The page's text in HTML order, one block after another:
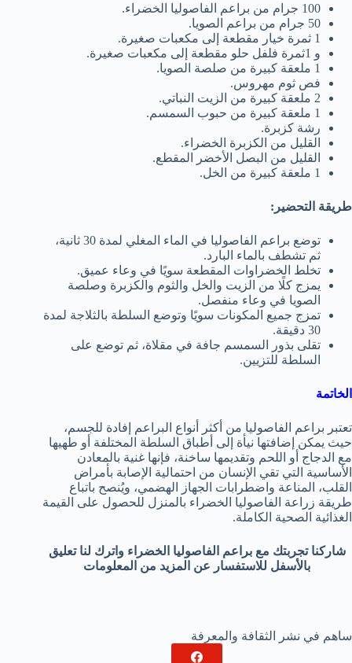
100 جرام من براعم الفاصوليا الخضراء.
50 جرام من براعم الصويا.
1 ثمرة خيار مقطعة إلى مكعبات صغيرة.
و 1ثمرة فلفل حلو مقطعة إلى مكعبات صغيرة.
1 ملعقة كبيرة من صلصة الصويا.
فص ثوم مهروس.
2 ملعقة كبيرة من الزيت النباتي.
1 ملعقة كبيرة من حبوب السمسم.
رشة كزبرة.
القليل من الكزبرة الخضراء.
القليل من البصل الأخضر المقطع.
1 ملعقة كبيرة من الخل.
طريقة التحضير:
توضع براعم الفاصوليا في الماء المغلي لمدة 30 ثانية،
ثم تشطف بالماء البارد.
تخلط الخضراوات المقطعة سويًا في وعاء عميق.
يمزج كلًا من الزيت والخل والثوم والكزبرة وصلصة
الصويا في وعاء منفصل.
تمزج جميع المكونات سويًا وتوضع السلطة بالثلاجة لمدة
30 دقيقة.
تقلى بذور السمسم جافة في مقلاة، ثم توضع على
السلطة للتزيين.
الخاتمة
تعتبر براعم الفاصوليا من أكثر أنواع البراعم إفادة للجسم،
حيث يمكن إضافتها نيأة إلى أطباق السلطة المختلفة أو طهيها
مع الدجاج أو اللحم وتقديمها ساخنة، فإنها غنية بالمعادن
الأساسية التي تقي الإنسان من احتمالية الإصابة بأمراض
القلب، المناعة واضطرابات الجهاز الهضمي، ويُنصح باتباع
طريقة زراعة الفاصوليا الخضراء بالمنزل للحصول على القيمة
الغذائية الصحية الكاملة.
شاركنا تجربتك مع براعم الفاصوليا الخضراء واترك لنا تعليق
بالأسفل للاستفسار عن المزيد من المعلومات
ساهم في نشر الثقافة والمعرفة